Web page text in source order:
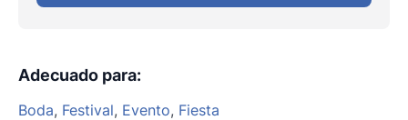
Adecuado para:
Boda, Festival, Evento, Fiesta